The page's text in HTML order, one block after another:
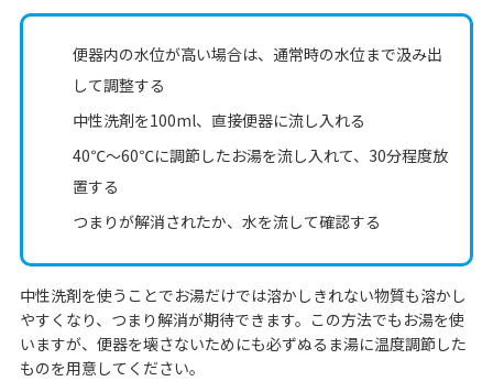
便器内の水位が高い場合は、通常時の水位まで汲み出
して調整する
中性洗剤を100ml、直接便器に流し入れる
40℃〜60℃に調節したお湯を流し入れて、30分程度放
置する
つまりが解消されたか、水を流して確認する
中性洗剤を使うことでお湯だけでは溶かしきれない物質も溶かし
やすくなり、つまり解消が期待できます。この方法でもお湯を使
いますが、便器を壊さないためにも必ずぬるま湯に温度調節した
ものを用意してください。